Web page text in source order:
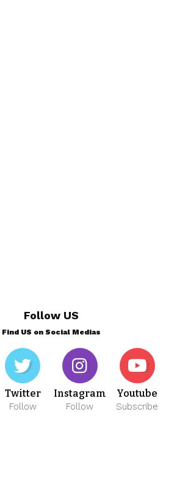
Follow US
Find US on Social Medias
Twitter
Follow
Instagram
Follow
Youtube
Subscribe